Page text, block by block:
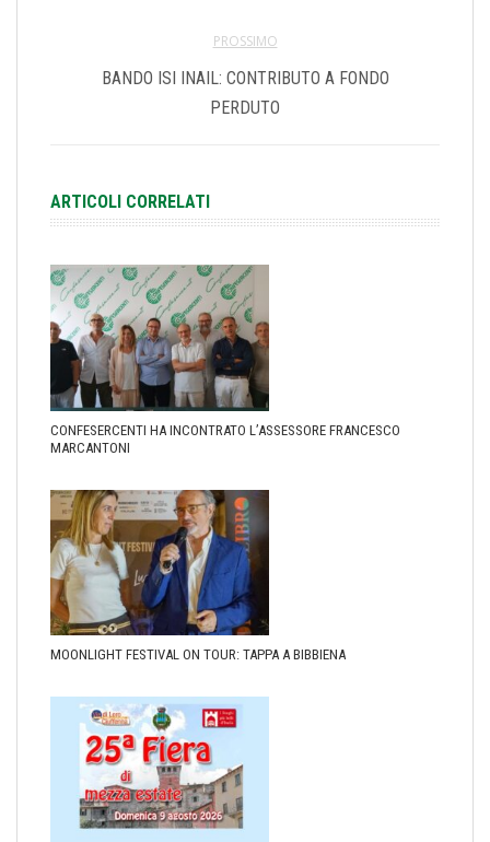
PROSSIMO
BANDO ISI INAIL: CONTRIBUTO A FONDO
PERDUTO
ARTICOLI CORRELATI
CONFESERCENTI HA INCONTRATO L’ASSESSORE FRANCESCO
MARCANTONI
MOONLIGHT FESTIVAL ON TOUR: TAPPA A BIBBIENA